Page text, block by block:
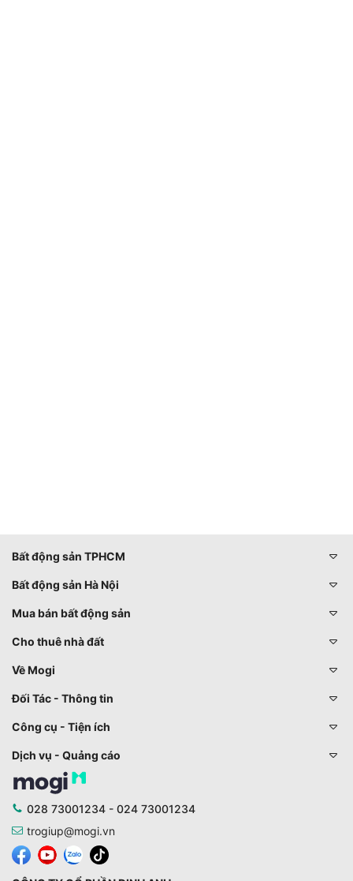
Bất động sản TPHCM
Bất động sản Hà Nội
Mua bán bất động sản
Cho thuê nhà đất
Về Mogi
Đối Tác - Thông tin
Công cụ - Tiện ích
Dịch vụ - Quảng cáo
028 73001234 - 024 73001234
trogiup@mogi.vn